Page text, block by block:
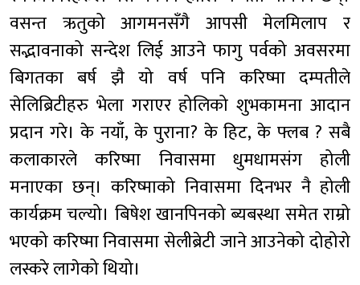
वसन्त ऋतुको आगमनसँगै आपसी मेलमिलाप र
सद्भावनाको सन्देश लिई आउने फागु पर्वको अवसरमा
बिगतका बर्ष झै यो वर्ष पनि करिष्मा दम्पतीले
सेलिब्रिटीहरु भेला गराएर होलिको शुभकामना आदान
प्रदान गरे। के नयाँ, के पुराना? के हिट, के फ्लब ? सबै
कलाकारले करिष्मा निवासमा धुमधामसंग होली
मनाएका छन्। करिष्माको निवासमा दिनभर नै होली
कार्यक्रम चल्यो। बिषेश खानपिनको ब्यबस्था समेत राम्रो
भएको करिष्मा निवासमा सेलीब्रेटी जाने आउनेको दोहोरो
लस्करे लागेको थियो।